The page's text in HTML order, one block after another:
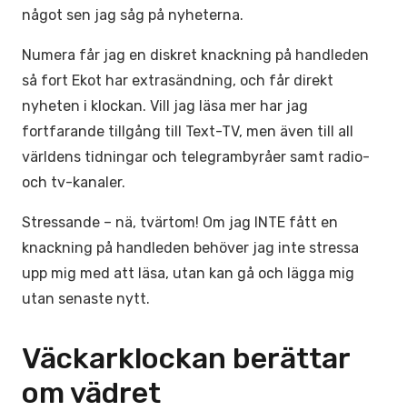
något sen jag såg på nyheterna.
Numera får jag en diskret knackning på handleden
så fort Ekot har extrasändning, och får direkt
nyheten i klockan. Vill jag läsa mer har jag
fortfarande tillgång till Text-TV, men även till all
världens tidningar och telegrambyråer samt radio-
och tv-kanaler.
Stressande – nä, tvärtom! Om jag INTE fått en
knackning på handleden behöver jag inte stressa
upp mig med att läsa, utan kan gå och lägga mig
utan senaste nytt.
Väckarklockan berättar
om vädret